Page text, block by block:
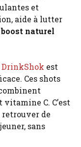
et
aide à lutter
naturel
DrinkShok est
Ces shots
C. C’est
de
sans